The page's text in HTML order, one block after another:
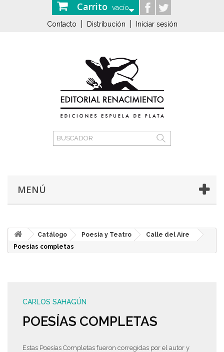
Carrito vacío
Contacto Distribución Iniciar sesión
MENÚ
Catálogo Poesía y Teatro
Calle del Aire
Poesías completas
CARLOS SAHAGÚN
POESÍAS COMPLETAS
Estas Poesías Completas fueron corregidas por el autor y